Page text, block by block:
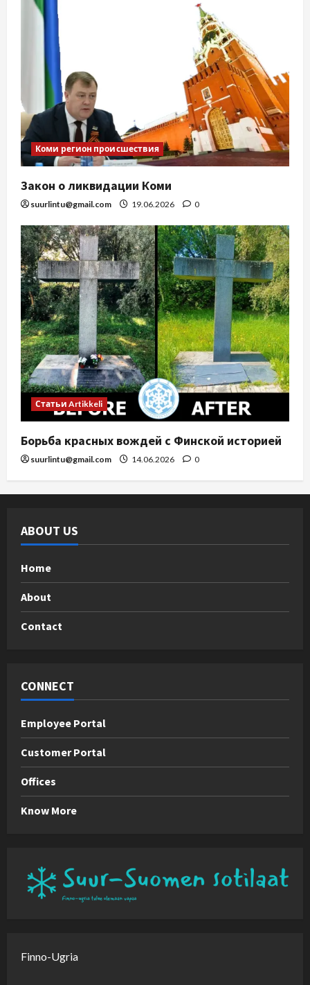
Коми регион происшествия
Закон о ликвидации Коми
suurlintu@gmail.com 19.06.2026 0
Статьи Artikkeli
Борьба красных вождей с Финской историей
suurlintu@gmail.com 14.06.2026 0
ABOUT US
Home
About
Contact
CONNECT
Employee Portal
Customer Portal
Offices
Know More
Finno-Ugria